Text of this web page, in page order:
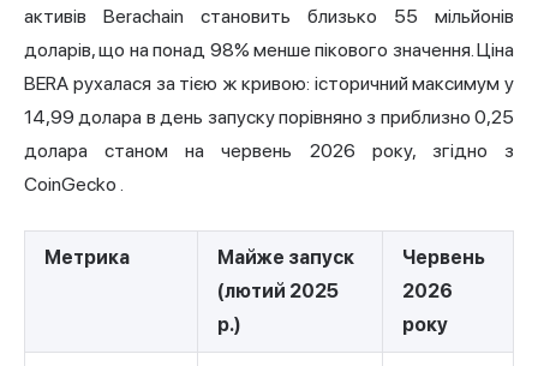
активів Berachain становить близько 55 мільйонів
доларів, що на понад 98% менше пікового значення. Ціна
BERA рухалася за тією ж кривою: історичний максимум у
14,99 долара в день запуску порівняно з приблизно 0,25
долара станом на червень 2026 року, згідно з
CoinGecko .
Метрика
Майже запуск
(лютий 2025
р.)
Червень
2026
року